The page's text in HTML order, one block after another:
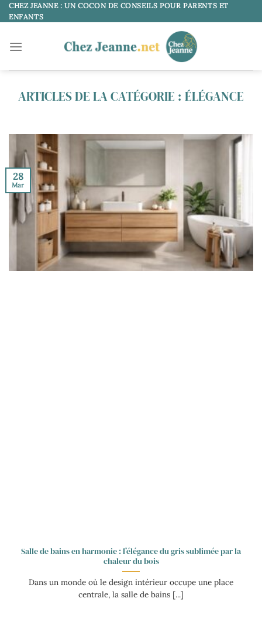
Passer
au
CHEZ JEANNE : UN COCON DE CONSEILS POUR PARENTS ET
ENFANTS
ÉLÉGANCE
Salle de bains en harmonie : l’élégance du gris sublimée par la
chaleur du bois
Dans un monde où le design intérieur occupe une place
centrale, la salle de bains [...]
28
Mar